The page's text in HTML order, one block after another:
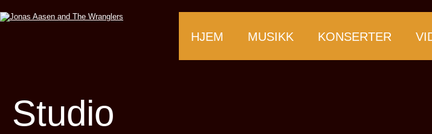
HJEM MUSIKK KONSERTER
Studio